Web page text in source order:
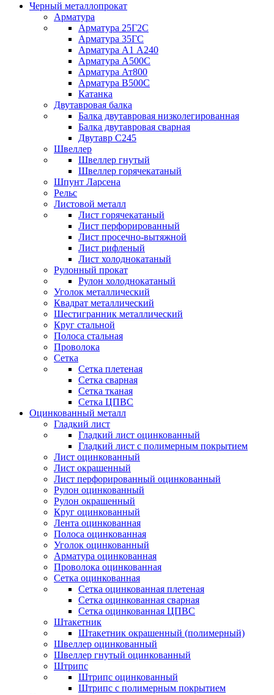
Черный металлопрокат
Арматура
Арматура 25Г2С
Арматура 35ГС
Арматура А1 А240
Арматура А500С
Арматура Ат800
Арматура В500С
Катанка
Двутавровая балка
Балка двутавровая низколегированная
Балка двутавровая сварная
Двутавр С245
Швеллер
Швеллер гнутый
Швеллер горячекатаный
Шпунт Ларсена
Рельс
Листовой металл
Лист горячекатаный
Лист перфорированный
Лист просечно-вытяжной
Лист рифленый
Лист холоднокатаный
Рулонный прокат
Рулон холоднокатаный
Уголок металлический
Квадрат металлический
Шестигранник металлический
Круг стальной
Полоса стальная
Проволока
Сетка
Сетка плетеная
Сетка сварная
Сетка тканая
Сетка ЦПВС
Оцинкованный металл
Гладкий лист
Гладкий лист оцинкованный
Гладкий лист с полимерным покрытием
Лист оцинкованный
Лист окрашенный
Лист перфорированный оцинкованный
Рулон оцинкованный
Рулон окрашенный
Круг оцинкованный
Лента оцинкованная
Полоса оцинкованная
Уголок оцинкованный
Арматура оцинкованная
Проволока оцинкованная
Сетка оцинкованная
Сетка оцинкованная плетеная
Сетка оцинкованная сварная
Сетка оцинкованная ЦПВС
Штакетник
Штакетник окрашенный (полимерный)
Швеллер оцинкованный
Швеллер гнутый оцинкованный
Штрипс
Штрипс оцинкованный
Штрипс с полимерным покрытием